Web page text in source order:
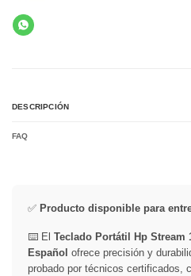
DESCRIPCIÓN
FAQ
✅ Producto disponible para
⌨️ El Teclado Portátil Hp Stream
Español ofrece precisión y
probado por técnicos certificados,